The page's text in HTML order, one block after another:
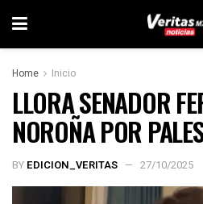
Home Inicio
LLORA SENADOR
NOROÑA POR
BY EDICION_VERITAS 27/10/2025